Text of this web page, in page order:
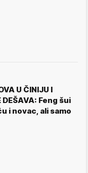
U ČINIJU I
DEŠAVA: Feng šui
i novac, ali samo